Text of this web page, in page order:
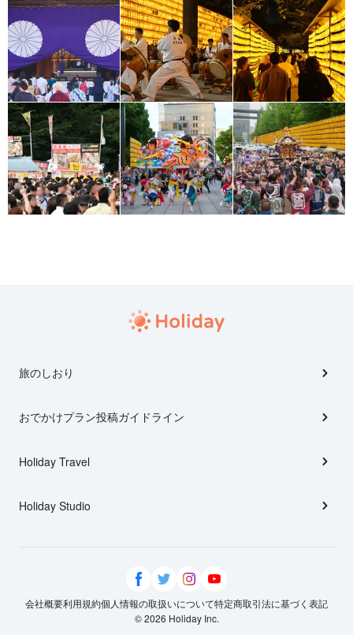
旅のしおり
おでかけプラン投稿ガイドライン
Holiday Travel
Holiday Studio
会社概要利用規約個人情報の取扱いについて特定商取引法に基づく表記
© 2026 Holiday Inc.